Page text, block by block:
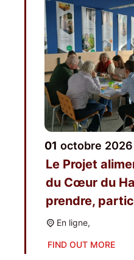
01 octobre 2026
Le Pro­jet
du Cœur du
prendre,
En ligne,
FIND OUT MORE